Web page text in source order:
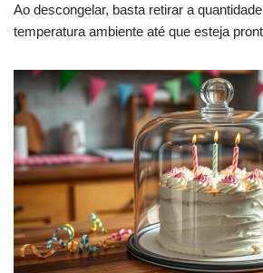
Ao descongelar, basta retirar a
temperatura ambiente até que esteja